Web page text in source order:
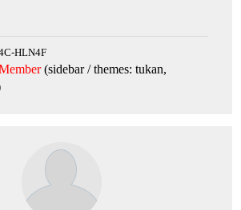
HLN4F
(sidebar / themes: tukan,